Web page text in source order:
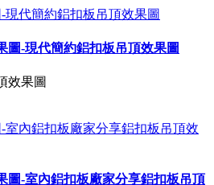
圖-現代簡約鋁扣板吊頂效果圖
效果圖
圖-室內鋁扣板廠家分享鋁扣板吊頂